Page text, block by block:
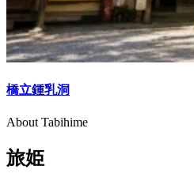
橋立鍾乳洞
About Tabihime
旅姫